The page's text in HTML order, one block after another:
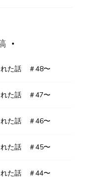
れた話 ＃48〜
れた話 ＃47〜
れた話 ＃46〜
れた話 ＃45〜
れた話 ＃44〜